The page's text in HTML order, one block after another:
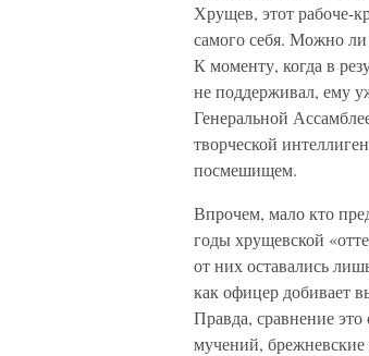
Хрущев, этот рабоче-
самого себя. Можно ли
К моменту, когда в
не поддерживал, ему
Генеральной
творческой
посмешищем.
Впрочем, мало кто
годы хрущевской
от них оставались
как офицер добивает
Правда, сравнение
мучений, брежневские